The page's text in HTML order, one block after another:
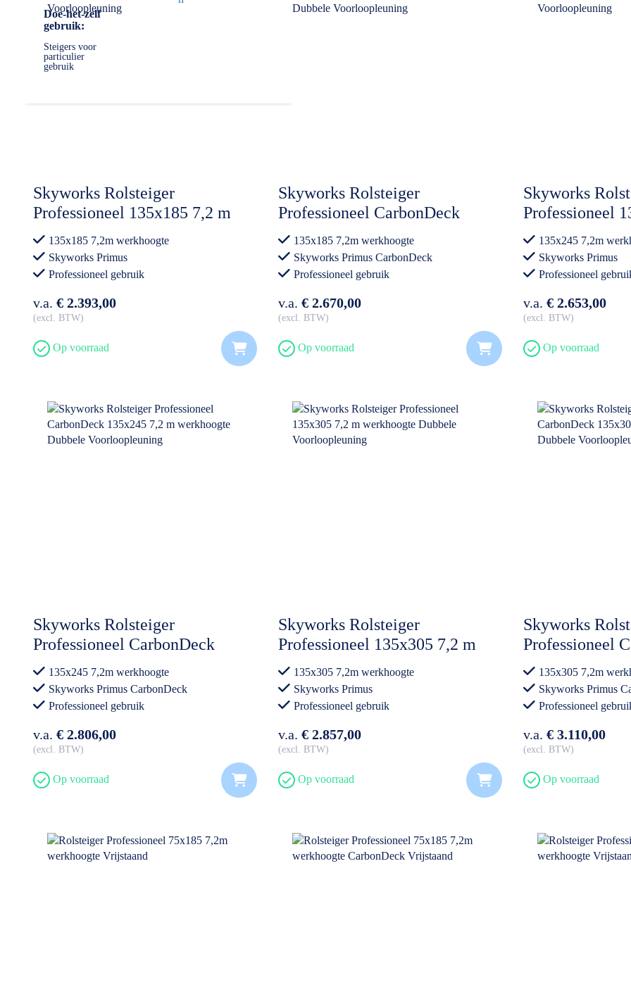
Doe-het-zelf
gebruik:
Steigers voor
particulier
gebruik
Skyworks Rolsteiger
Professioneel 135x185 7,2 m
werkhoogte Dubbele
Voorloopleuning
135x185 7,2m werkhoogte
Skyworks Primus
Professioneel gebruik
v.a. € 2.393,00
excl. BTW
Op voorraad
Skyworks Rolsteiger
Professioneel CarbonDeck
135x185 7,2 m werkhoogte
Dubbele Voorloopleuning
135x185 7,2m werkhoogte
Skyworks Primus CarbonDeck
Professioneel gebruik
v.a. € 2.670,00
excl. BTW
Op voorraad
Skyworks
Professioneel
werkhoogte
135x245 7,2m
Skyworks Primus
Professioneel
v.a. € 2.653,00
excl. BTW
Op voorraad
Skyworks Rolsteiger
Professioneel CarbonDeck
135x245 7,2 m werkhoogte
Dubbele Voorloopleuning
135x245 7,2m werkhoogte
Skyworks Primus CarbonDeck
Professioneel gebruik
v.a. € 2.806,00
excl. BTW
Op voorraad
Skyworks Rolsteiger
Professioneel 135x305 7,2 m
werkhoogte Dubbele
Voorloopleuning
135x305 7,2m werkhoogte
Skyworks Primus
Professioneel gebruik
v.a. € 2.857,00
excl. BTW
Op voorraad
Skyworks
Professioneel
135x305 7,2
Dubbele
135x305 7,2m
Skyworks Primus
Professioneel
v.a. € 3.110,00
excl. BTW
Op voorraad